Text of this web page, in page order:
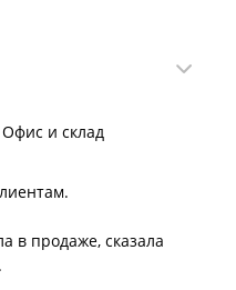
и склад
в продаже, сказала